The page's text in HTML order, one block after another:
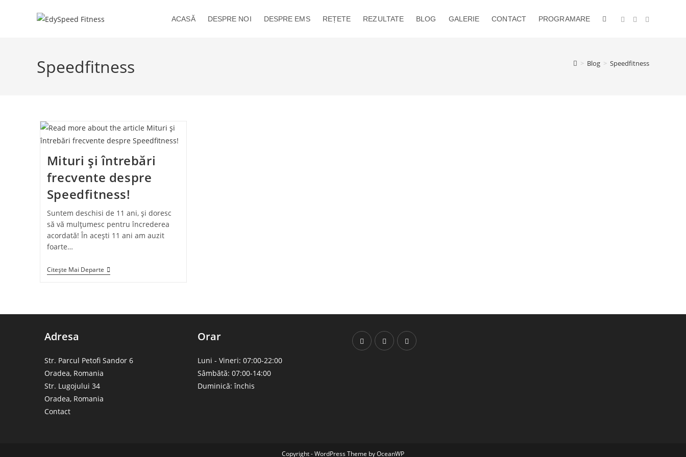
ACASĂ DESPRE NOI DESPRE EMS REȚETE REZULTATE BLOG GALERIE CONTACT PROGRAMARE TOGGLE
Speedfitness > Blog > Speedfitness
Mituri și întrebări
frecvente despre
Speedfitness!
Suntem deschisi de 11 ani, și doresc
să vă mulțumesc pentru încrederea
acordată! În acești 11 ani am auzit
foarte…
Citește Mai DeparteMituri
Și
Adresa
Str. Parcul Petofi Sandor 6
Oradea, Romania
Str. Lugojului 34
Oradea, Romania
Contact
Orar
Luni - Vineri: 07:00-22:00
Sâmbătă: 07:00-14:00
Duminică: închis
Copyright - WordPress Theme by OceanWP